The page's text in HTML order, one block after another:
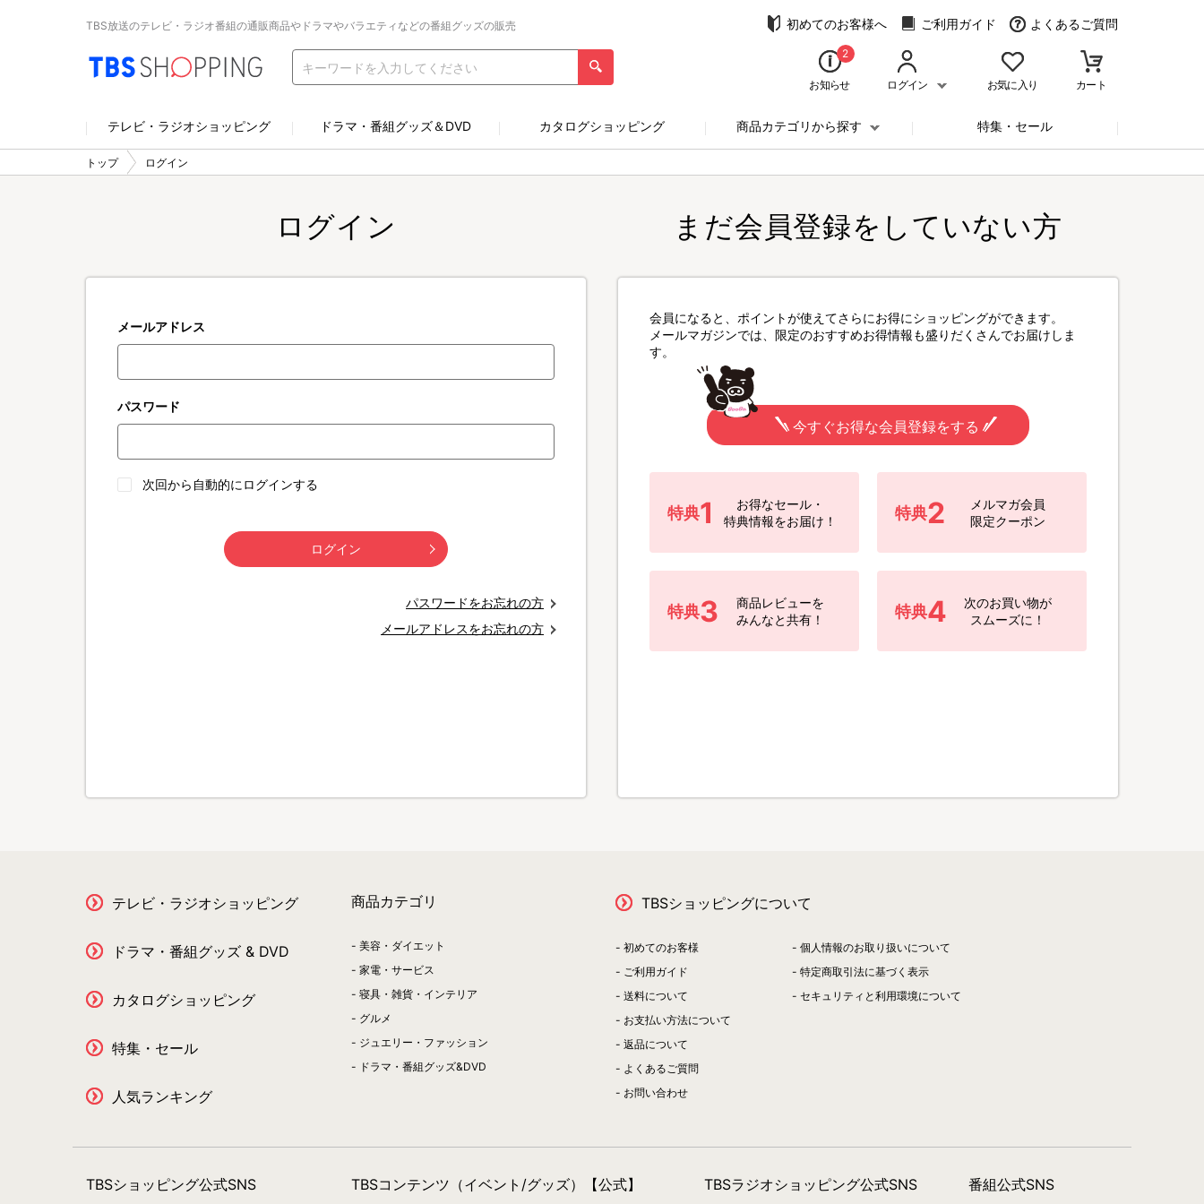
TBS放送のテレビ・ラジオ番組の通販商品やドラマやバラエティなどの番組グッズの販売 初めてのお客様へ ご利用ガイド よくあるご質問
2
お知らせ ログイン お気に入り カート
テレビ・ラジオショッピング ドラマ・番組グッズ＆DVD カタログショッピング 商品カテゴリから探す 特集・セール
トップ ログイン
ログイン
メールアドレス
パスワード
次回から自動的にログインする
ログイン
パスワードをお忘れの方
メールアドレスをお忘れの方
まだ会員登録をしていない方
会員になると、ポイントが使えてさらにお得にショッピングができます。
メールマガジンでは、限定のおすすめお得情報も盛りだくさんでお届けしま
す。
今すぐお得な会員登録をする
特典1
お得なセール・
特典情報をお届け！
特典2
メルマガ会員
限定クーポン
特典3
商品レビューを
みんなと共有！
特典4
次のお買い物が
スムーズに！
テレビ・ラジオショッピング
ドラマ・番組グッズ & DVD
カタログショッピング
特集・セール
人気ランキング
商品カテゴリ
美容・ダイエット
家電・サービス
寝具・雑貨・インテリア
グルメ
ジュエリー・ファッション
ドラマ・番組グッズ&DVD
TBSショッピングについて
初めてのお客様
ご利用ガイド
送料について
お支払い方法について
返品について
よくあるご質問
お問い合わせ
個人情報のお取り扱いについて
特定商取引法に基づく表示
セキュリティと利用環境について
TBSショッピング公式SNS TBSコンテンツ（イベント/グッズ）【公式】 TBSラジオショッピング公式SNS 番組公式SNS